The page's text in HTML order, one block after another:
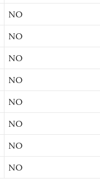
NO
NO
NO
NO
NO
NO
NO
NO